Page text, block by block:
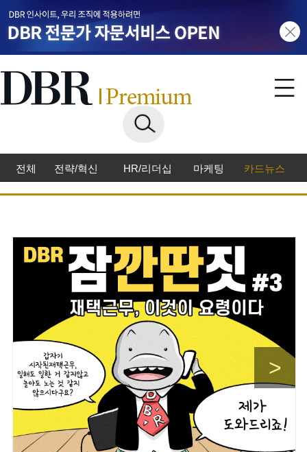
전체 전략/혁신 HR/리더십 마케팅 카드뉴스
>